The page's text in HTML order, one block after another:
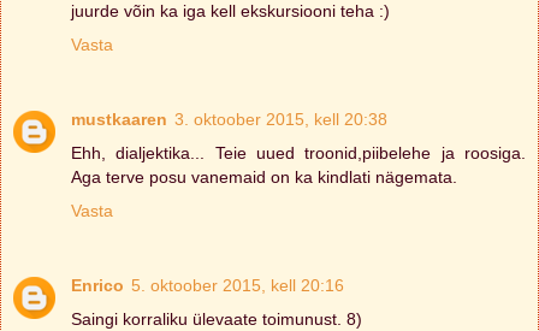
juurde võin ka iga kell ekskursiooni teha :)
Vasta
mustkaaren 3. oktoober 2015, kell 20:38
Ehh, dialjektika... Teie uued troonid,piibelehe ja roosiga.
Aga terve posu vanemaid on ka kindlati nägemata.
Vasta
Enrico 5. oktoober 2015, kell 20:16
Saingi korraliku ülevaate toimunust. 8)